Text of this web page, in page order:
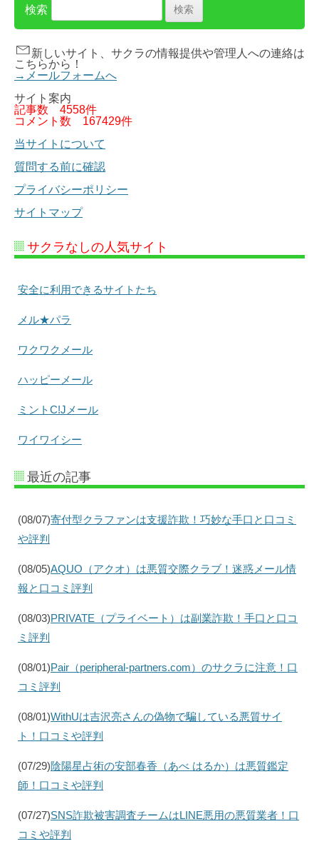
検索
新しいサイト、サクラの情報提供や管理人への連絡は
こちらから！
→メールフォームへ
サイト案内
記事数 4558件
コメント数 167429件
当サイトについて
質問する前に確認
プライバシーポリシー
サイトマップ
サクラなしの人気サイト
安全に利用できるサイトたち
メル★パラ
ワクワクメール
ハッピーメール
ミントC!Jメール
ワイワイシー
最近の記事
(08/07)寄付型クラファンは支援詐欺！巧妙な手口と口コミ
や評判
(08/05)AQUO（アクオ）は悪質交際クラブ！迷惑メール情
報と口コミ評判
(08/03)PRIVATE（プライベート）は副業詐欺！手口と口コ
ミ評判
(08/01)Pair（peripheral-partners.com）のサクラに注意！口
コミ評判
(08/01)WithUは吉沢亮さんの偽物で騙している悪質サイ
ト！口コミや評判
(07/29)陰陽星占術の安部春香（あべ はるか）は悪質鑑定
師！口コミや評判
(07/27)SNS詐欺被害調査チームはLINE悪用の悪質業者！口
コミや評判